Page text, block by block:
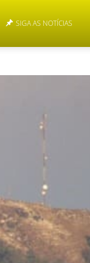
SIGA AS NOTÍCIAS